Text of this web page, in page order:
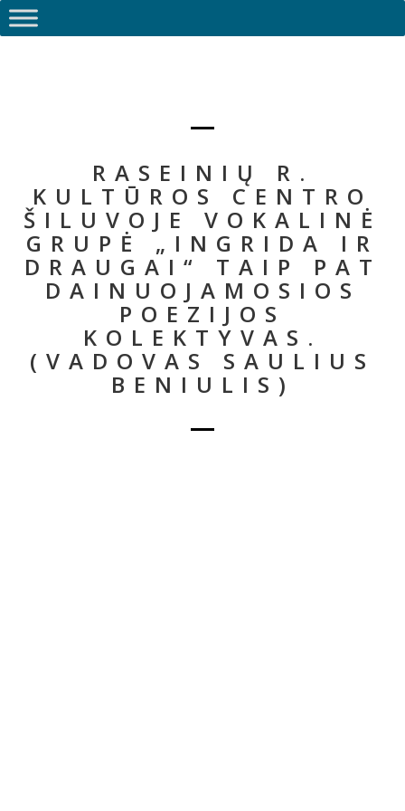
RASEINIŲ R.
KULTŪROS CENTRO
ŠILUVOJE VOKALINĖ
GRUPĖ „INGRIDA IR
DRAUGAI“ TAIP PAT
DAINUOJAMOSIOS
POEZIJOS
KOLEKTYVAS.
(VADOVAS SAULIUS
BENIULIS)